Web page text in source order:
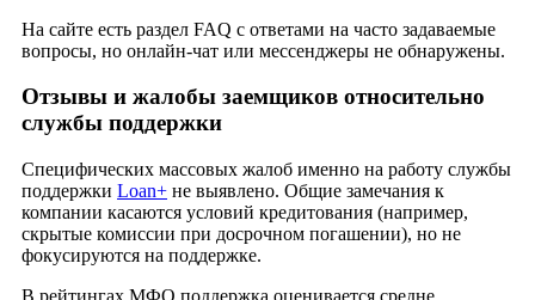
На сайте есть раздел FAQ с ответами на часто задаваемые
вопросы, но онлайн-чат или мессенджеры не обнаружены.
Отзывы и жалобы заемщиков относительно
службы поддержки
Специфических массовых жалоб именно на работу службы
поддержки Loan+ не выявлено. Общие замечания к
компании касаются условий кредитования (например,
скрытые комиссии при досрочном погашении), но не
фокусируются на поддержке.
В рейтингах МФО поддержка оценивается средне